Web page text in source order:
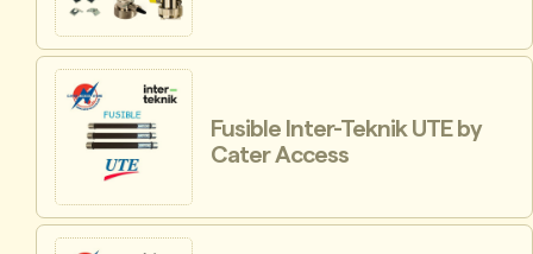
Fusible Inter-Teknik UTE by
Cater Access